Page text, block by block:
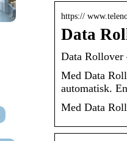
https://
Data
Data Rollover
Med Data
automatisk.
Med Data